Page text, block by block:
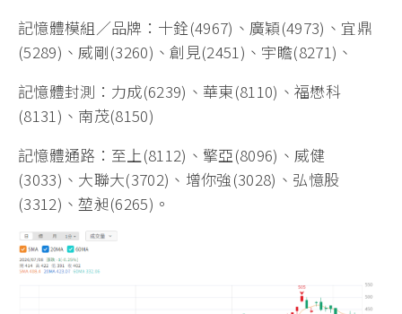
記憶體模組／品牌：十銓(4967)、廣穎(4973)、宜鼎
(5289)、威剛(3260)、創見(2451)、宇瞻(8271)、
記憶體封測：力成(6239)、華東(8110)、福懋科
(8131)、南茂(8150)
記憶體通路：至上(8112)、擎亞(8096)、威健
(3033)、大聯大(3702)、增你強(3028)、弘憶股
(3312)、堃昶(6265)。